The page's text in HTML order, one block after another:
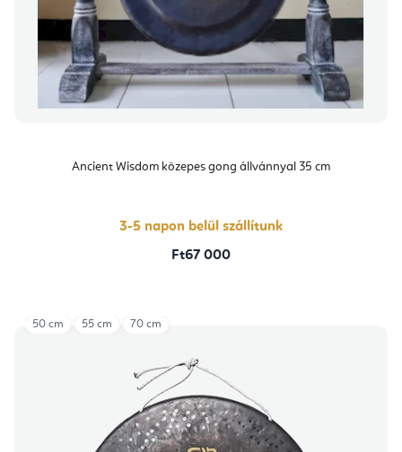
Ancient Wisdom közepes gong állvánnyal 35 cm
3-5 napon belül szállítunk
Ft67 000
50 cm 55 cm 70 cm